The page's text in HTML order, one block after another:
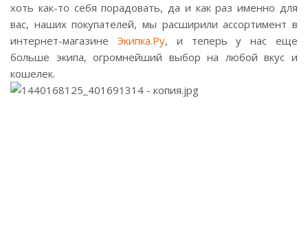
хоть как-то себя порадовать, да и как раз именно для
вас, наших покупателей, мы расширили ассортимент в
интернет-магазине Экипка.Ру, и теперь у нас еще
больше экипа, огромнейший выбор на любой вкус и
кошелек.